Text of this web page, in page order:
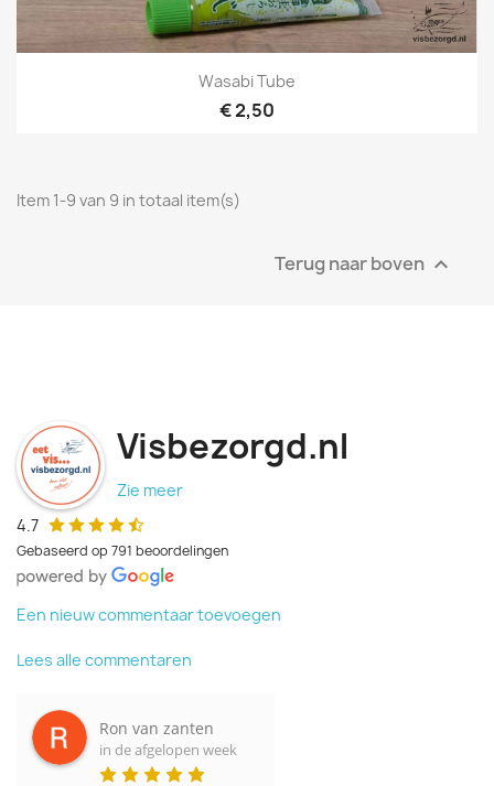
Wasabi Tube
€ 2,50
Item 1-9 van 9 in totaal item(s)
Terug naar boven 
Visbezorgd.nl
Zie meer
4.7
Gebaseerd op 791 beoordelingen
Een nieuw commentaar toevoegen
Lees alle commentaren
Ivan Kempeneers
in de afgelopen week